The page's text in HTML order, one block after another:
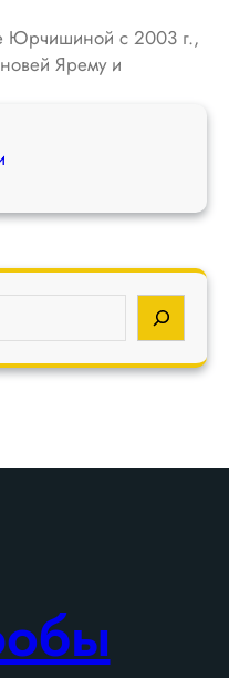
Юрчишиной с 2003 г.,
Ярему и